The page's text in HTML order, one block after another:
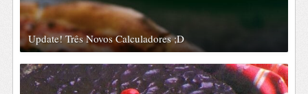
Update! Três Novos Calculadores ;D